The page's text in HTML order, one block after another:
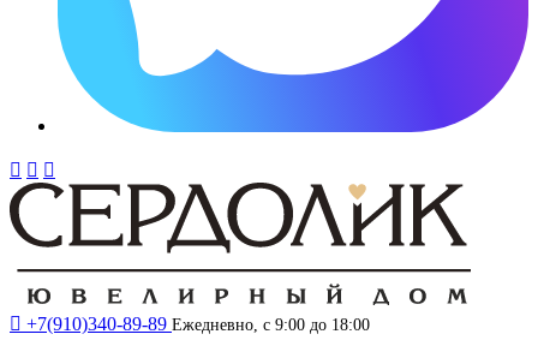
  
 +7(910)340-89-89 Ежедневно, с 9:00 до 18:00